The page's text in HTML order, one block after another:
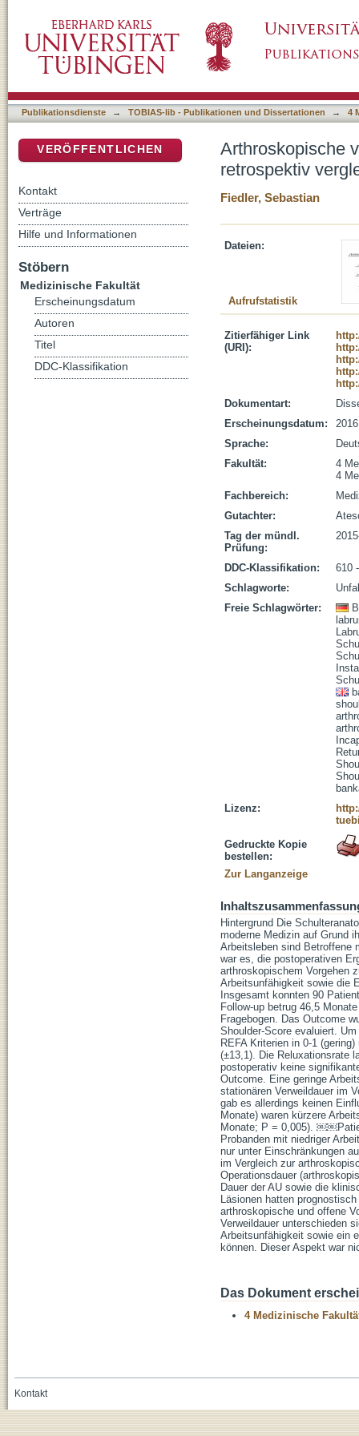
Studie
Publikationsdienste → TOBIAS-lib - Publikationen und Dissertationen → 4
Arthroskopische
retrospektiv
Fiedler, Sebastian
Dateien:
Aufrufstatistik
Zitierfähiger Link
(URI):
Dokumentart:
Erscheinungsdatum:
2016
Sprache:
Fakultät:
4
4
Fachbereich:
Gutachter:
Tag der mündl.
Prüfung:
DDC-Klassifikation:
610
Schlagworte:
Freie Schlagwörter:
Lizenz:
Gedruckte Kopie
bestellen:
Zur Langanzeige
Hintergrund Die
moderne Medizin auf Grund
Arbeitsleben sind Betroffene
war es, die postoperativen
arthroskopischem Vorgehen
Arbeitsunfähigkeit sowie die
Insgesamt konnten 90
Follow-up betrug 46,5
Fragebogen. Das Outcome
Shoulder-Score evaluiert.
REFA Kriterien in 0-1
(±13,1). Die Reluxationsrate
postoperativ keine
Outcome. Eine geringe
stationären Verweildauer im
gab es allerdings keinen
Monate) waren kürzere
Monate; P = 0,005).
Probanden mit niedriger
nur unter Einschränkungen
im Vergleich zur
Operationsdauer
Dauer der AU sowie die
Läsionen hatten
arthroskopische und offene
Verweildauer unterschieden
Arbeitsunfähigkeit sowie ein
können. Dieser Aspekt war
Das Dokument
4 Medizinische
VERÖFFENTLICHEN
Kontakt
Verträge
Hilfe und Informationen
Stöbern
Medizinische Fakultät
Erscheinungsdatum
Autoren
Titel
DDC-Klassifikation
Kontakt